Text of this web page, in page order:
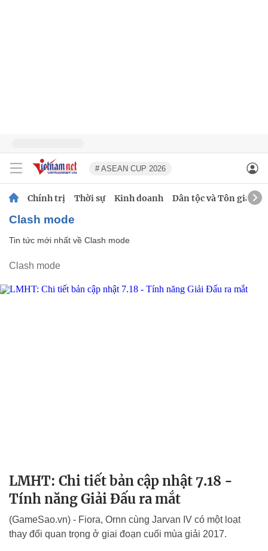
# ASEAN CUP 2026
Chính trị Thời sự Kinh doanh Dân tộc và Tôn giáo
Clash mode
Tin tức mới nhất về Clash mode
Clash mode
LMHT: Chi tiết bản cập nhật 7.18 -
Tính năng Giải Đấu ra mắt
(GameSao.vn) - Fiora, Ornn cùng Jarvan IV có một loạt
thay đổi quan trọng ở giai đoạn cuối mùa giải 2017.